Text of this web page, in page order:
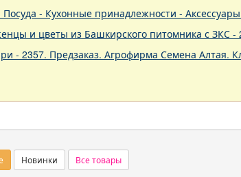
Посуда - Кухонные принадлежности -
и цветы из Башкирского питомника с ЗКС -
- 2357. Предзаказ. Агрофирма Семена
Новинки Все товары